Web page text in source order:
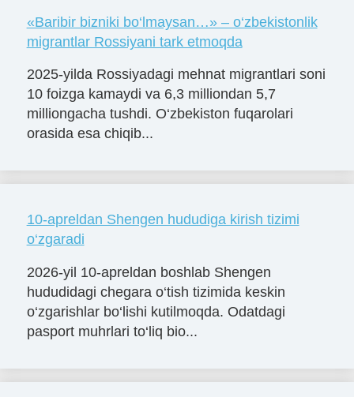
«Baribir bizniki bo‘lmaysan…» – o‘zbekistonlik
migrantlar Rossiyani tark etmoqda
2025-yilda Rossiyadagi mehnat migrantlari soni
10 foizga kamaydi va 6,3 milliondan 5,7
milliongacha tushdi. O‘zbekiston fuqarolari
orasida esa chiqib...
10-apreldan Shengen hududiga kirish tizimi
o‘zgaradi
2026-yil 10-apreldan boshlab Shengen
hududidagi chegara o‘tish tizimida keskin
o‘zgarishlar bo‘lishi kutilmoqda. Odatdagi
pasport muhrlari to‘liq bio...